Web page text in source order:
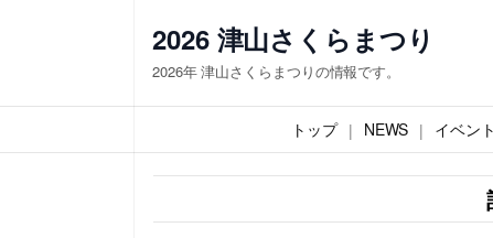
ス
キ
2026 津山さくらまつり
2026年 津山さくらまつりの情報です。
トップ NEWS イベント